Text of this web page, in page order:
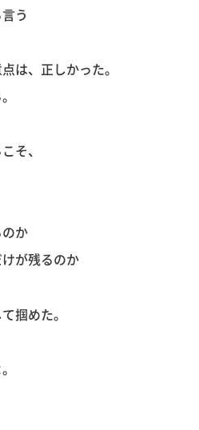
う
は、正しかった。
そ、
か
が残るのか
掴めた。